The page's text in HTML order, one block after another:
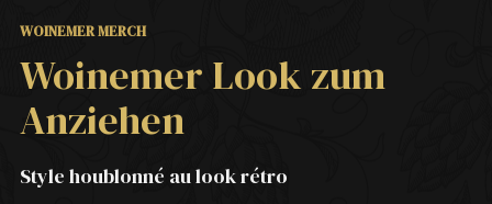
WOINEMER MERCH
Woinemer Look zum
Anziehen
Style houblonné au look rétro